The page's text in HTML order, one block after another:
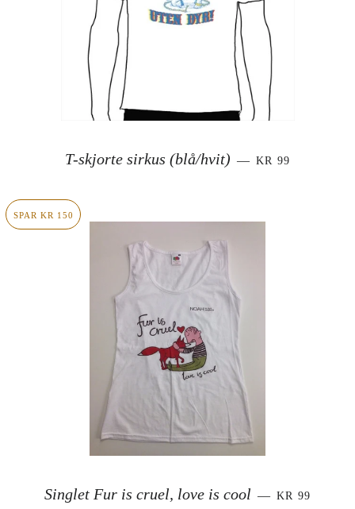
T-skjorte sirkus (blå/hvit) — SALGSPRIS
KR 99
SPAR KR 150
Singlet Fur is cruel, love is cool — SALGSPRIS
KR 99